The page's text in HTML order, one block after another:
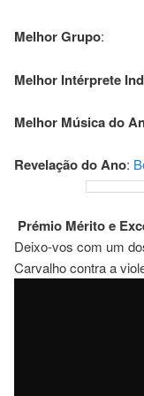
Melhor Grupo:
Melhor Intérprete
Melhor Música do
Revelação do Ano:
Prémio Mérito e
Deixo-vos com um
Carvalho contra a